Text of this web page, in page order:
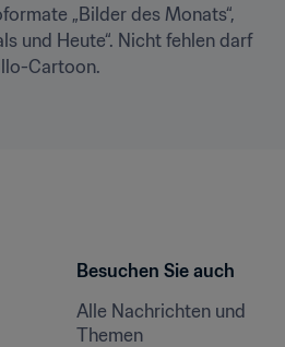
„Bilder des Monats“,
und Heute“. Nicht fehlen darf
Cartoon.
Besuchen Sie auch
Alle Nachrichten und
Themen